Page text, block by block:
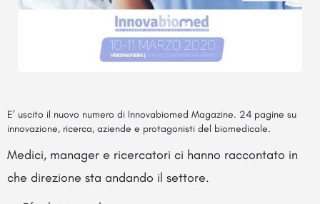
E’ uscito il nuovo numero di Innovabiomed Magazine. 24 pagine su
innovazione, ricerca, aziende e protagonisti del biomedicale.
Medici, manager e ricercatori ci hanno raccontato in
che direzione sta andando il settore.